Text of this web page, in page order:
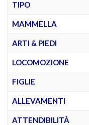
TIPO
MAMMELLA
ARTI & PIEDI
LOCOMOZIONE
FIGLIE
ALLEVAMENTI
ATTENDIBILITÀ